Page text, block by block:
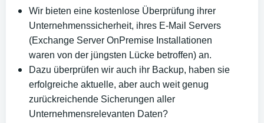
Wir bieten eine kostenlose Überprüfung ihrer
Unternehmenssicherheit, ihres E-Mail Servers
(Exchange Server OnPremise Installationen
waren von der jüngsten Lücke betroffen) an.
Dazu überprüfen wir auch ihr Backup, haben sie
erfolgreiche aktuelle, aber auch weit genug
zurückreichende Sicherungen aller
Unternehmensrelevanten Daten?